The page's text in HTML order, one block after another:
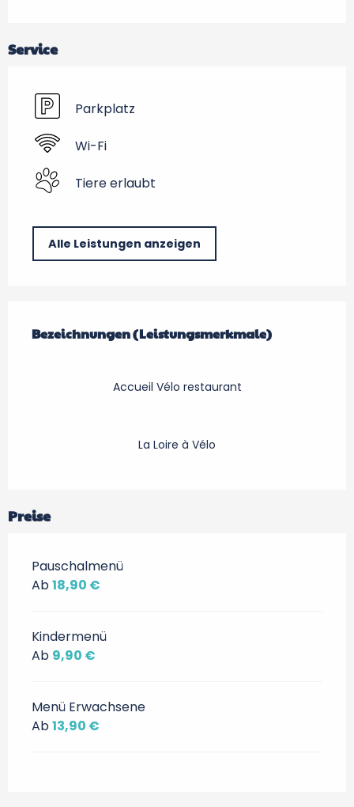
Service
Parkplatz
Wi-Fi
Tiere erlaubt
Alle Leistungen anzeigen
Bezeichnungen (Leistungsmerkmale)
Bezeichnungen (Leistungsmerkmale)
Accueil Vélo restaurant
La Loire à Vélo
Preise
Pauschalmenü
Ab18,90 €
Kindermenü
Ab 9,90 €
Menü Erwachsene
Ab13,90 €